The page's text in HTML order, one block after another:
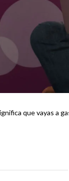
gastarlo en cosas tontas,